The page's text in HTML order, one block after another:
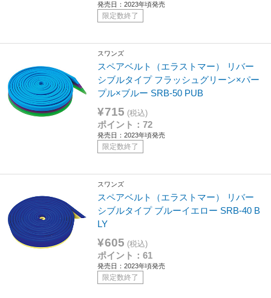
発売日：2023年頃発売
限定数終了
スワンズ
スペアベルト（エラストマー） リバー
シブルタイプ フラッシュグリーン×パー
プル×ブルー SRB-50 PUB
¥715 (税込)
ポイント：72
発売日：2023年頃発売
限定数終了
スワンズ
スペアベルト（エラストマー） リバー
シブルタイプ ブルーイエロー SRB-40 B
LY
¥605 (税込)
ポイント：61
発売日：2023年頃発売
限定数終了